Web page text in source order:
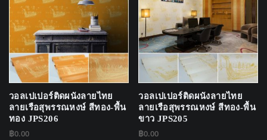
วอลเปเปอร์ติดผนังลายไทย
ลายเรือสุพรรณหงษ์ สีทอง-พื้น
ทอง JPS206
฿0.00
วอลเปเปอร์ติดผนังลายไทย
ลายเรือสุพรรณหงษ์ สีทอง-พื้น
ขาว JPS205
฿0.00